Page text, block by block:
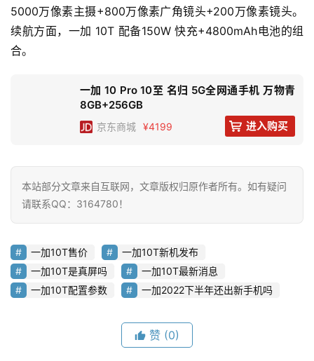
测
中
心
玩
机
技
登录 注册
5000万像素主摄+800万像素广角镜头+200万像素镜头。
续航方面，一加 10T 配备150W 快充+4800mAh电池的组
合。
一加 10 Pro 10至 名归 5G全网通手机 万物青
8GB+256GB
京东商城 ¥4199 进入购买
本站部分文章来自互联网，文章版权归原作者所有。如有疑问
请联系QQ：3164780！
一加10T售价
一加10T新机发布
一加10T是真屏吗
一加10T最新消息
一加10T配置参数
一加2022下半年还出新手机吗
赞 (0)